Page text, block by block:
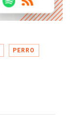
PERRO